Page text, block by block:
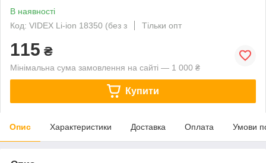
В наявності
Код: VIDEX Li-ion 18350 (без з
Тільки опт
115 ₴
Мінімальна сума замовлення на сайті — 1 000 ₴
Купити
Опис Характеристики Доставка Оплата Умови